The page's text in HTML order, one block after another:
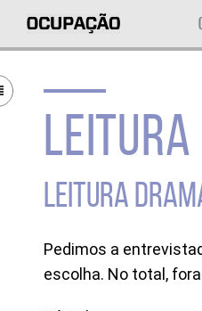
LEITURA
Pedimos a
escolha. No total,